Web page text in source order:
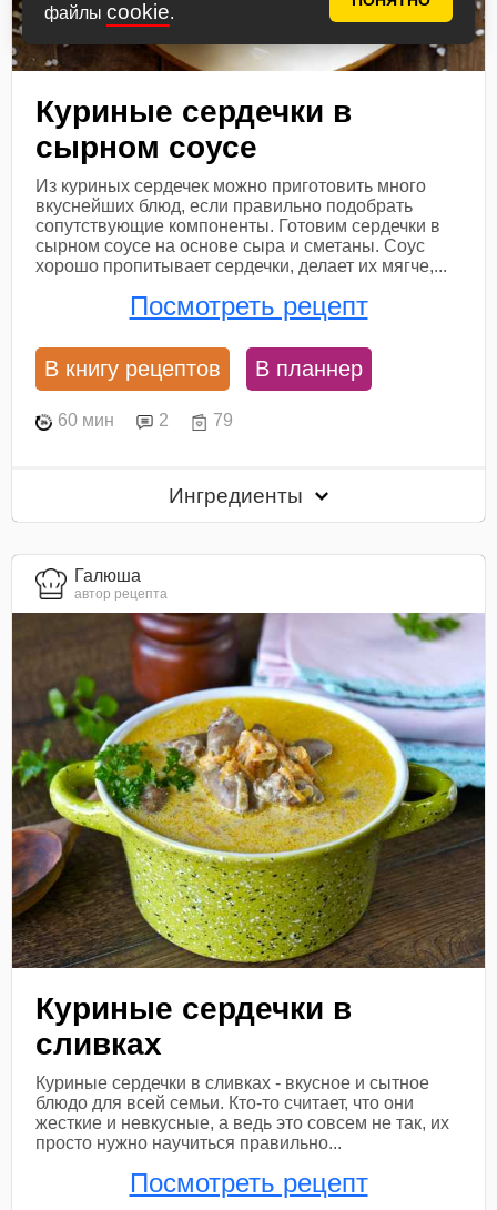
файлы cookie.
Куриные сердечки в
сырном соусе
Из куриных сердечек можно приготовить много
вкуснейших блюд, если правильно подобрать
сопутствующие компоненты. Готовим сердечки в
сырном соусе на основе сыра и сметаны. Соус
хорошо пропитывает сердечки, делает их мягче,...
Посмотреть рецепт
В книгу рецептов В планнер
60 мин 2 79
Ингредиенты
Галюша
автор рецепта
Куриные сердечки в
сливках
Куриные сердечки в сливках - вкусное и сытное
блюдо для всей семьи. Кто-то считает, что они
жесткие и невкусные, а ведь это совсем не так, их
просто нужно научиться правильно...
Посмотреть рецепт